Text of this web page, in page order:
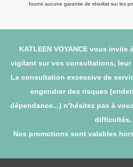
fournir aucune garantie de résultat sur les
KATLEEN VOYANCE vous
vigilant sur vos consultations, leur
La consultation excessive de
engendrer des risques
dépendance...) n’hésitez pas à
difficultés.
Nos promotions sont valables